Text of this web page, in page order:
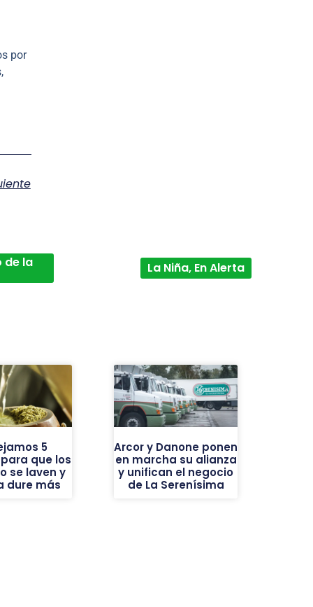
por
de la La Niña, En Alerta
5
que los
se laven y
dure más
Arcor y Danone ponen
en marcha su alianza
y unifican el negocio
de La Serenísima